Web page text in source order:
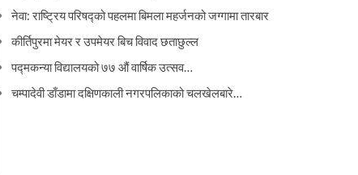
नेवा: राष्ट्रिय परिषद्को पहलमा बिमला महर्जनको जग्गामा तारबार
कीर्तिपुरमा मेयर र उपमेयर बिच विवाद छताछुल्ल
पद्मकन्या विद्यालयको ७७ औं ‌‌वार्षिक ‌उत्सव…
चम्पादेवी डाँडामा दक्षिणकाली नगरपलिकाको चलखेलबारे…